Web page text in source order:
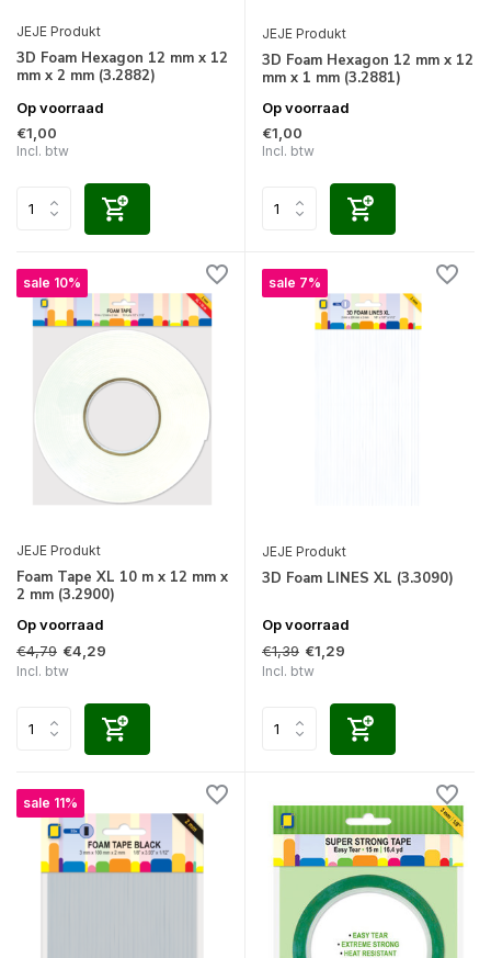
JEJE Produkt
3D Foam Hexagon 12 mm x 12
mm x 2 mm (3.2882)
Op voorraad
€1,00
Incl. btw
JEJE Produkt
3D Foam Hexagon 12 mm x 12
mm x 1 mm (3.2881)
Op voorraad
€1,00
Incl. btw
sale 10%
JEJE Produkt
Foam Tape XL 10 m x 12 mm x
2 mm (3.2900)
Op voorraad
€4,79 €4,29
Incl. btw
sale 7%
JEJE Produkt
3D Foam LINES XL (3.3090)
Op voorraad
€1,39 €1,29
Incl. btw
sale 11%